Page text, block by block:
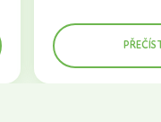
Jenže jeden
jako největší
fotovoltaiky k